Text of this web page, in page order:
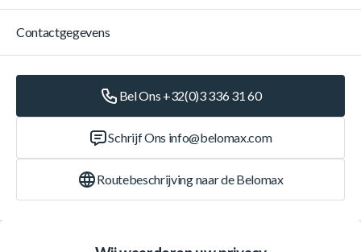
Contactgegevens
Bel Ons +32(0)3 336 31 60
Schrijf Ons info@belomax.com
Routebeschrijving naar de Belomax